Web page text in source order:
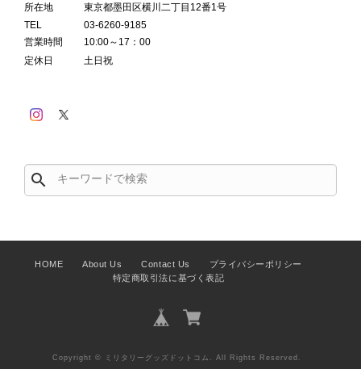
所在地
東京都墨田区横川二丁目12番1号
TEL
03-6260-9185
営業時間
10:00～17：00
定休日
土日祝
search
HOME About Us Contact Us
プライバシーポリシー
特定商取引法に基づく表記
Copyright © ミリタリーグッズドットコム. All Rights Reserved.